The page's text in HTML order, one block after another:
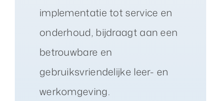
implementatie tot service en
onderhoud, bijdraagt aan een
betrouwbare en
gebruiksvriendelijke leer- en
werkomgeving.